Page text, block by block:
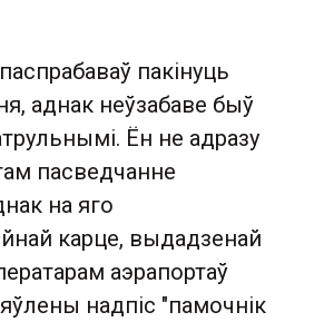
пакінуць
аднак неўзабаве быў
Ён не адразу
пасведчанне
на яго
карце, выдадзенай
аэрапортаў
надпіс "памочнік